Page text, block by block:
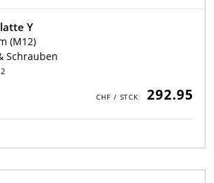
Y
(M12)
Schrauben
292.95